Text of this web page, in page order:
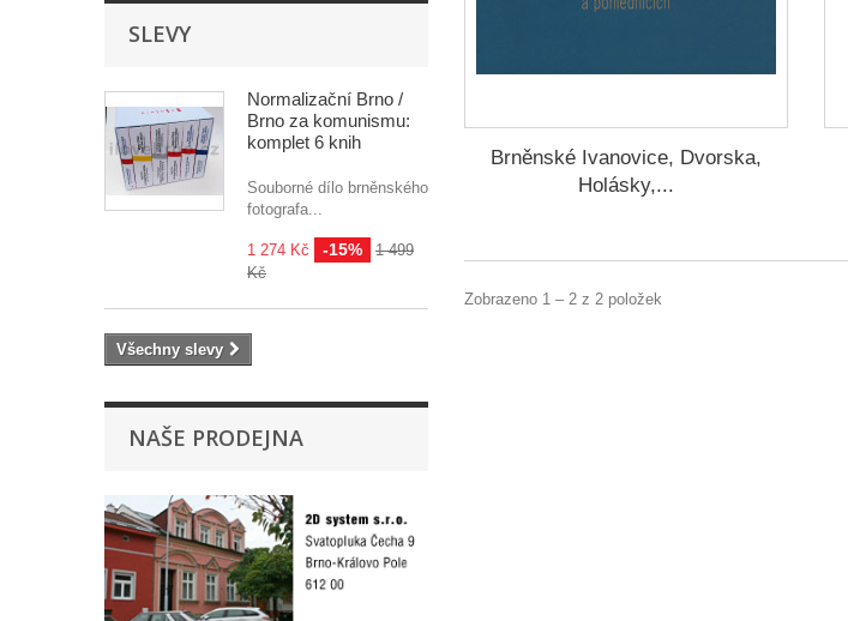
SLEVY
Normalizační Brno /
Brno za komunismu:
komplet 6 knih
Souborné dílo brněnského
fotografa...
1 274 Kč -15%
1 499
Kč
Všechny slevy
NAŠE PRODEJNA
Brněnské Ivanovice, Dvorska,
Holásky,...
Zobrazeno 1 – 2 z 2 položek